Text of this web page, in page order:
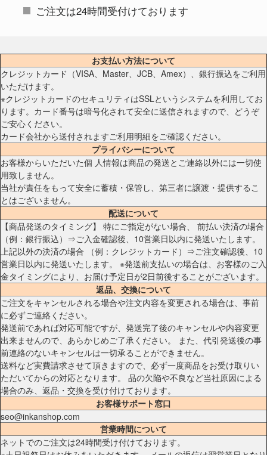
ご注文は24時間受付けております
お支払い方法について
クレジットカード（VISA、Master、JCB、Amex）、銀行振込をご利用
いただけます。
※クレジットカードのセキュリティはSSLというシステムを利用してお
ります。カード番号は暗号化されて安全に送信されますので、どうぞ
ご安心ください。
カード会社から送付されますご利用明細をご確認ください。
プライバシーについて
お客様からいただいた個 人情報は商品の発送とご連絡以外には一切使
用致しません。
当社が責任をもって安全に蓄積・保管し、第三者に譲渡・提供するこ
とはございません。
配送について
【商品発送のタイミング】 特にご指定がない場合、 前払い決済の場合
（例：銀行振込）⇒ご入金確認後、10営業日以内に発送いたします。
上記以外の決済の場合 （例：クレジットカード）⇒ご注文確認後、10
営業日以内に発送いたします。 ※発送前支払いの場合は、お客様のご入
金タイミングにより、お届け予定日が2日前後することがございます。
返品、交換について
ご注文をキャンセルされる場合や注文内容を変更される場合は、事前
に必ずご連絡ください。
発送前であれば対応可能ですが、発送完了後のキャンセルや内容変更
出来ませんので、あらかじめご了承ください。 また、代引発送後の事
前連絡のないキャンセルは一切承ることができません。
送料など実費請求させて頂きますので、必ず一度商品をお受け取りい
ただいてからの対応となります。 品の欠陥や不良など当社原因による
場合のみ、返品・交換を受け付けております。
お客様サポート窓口
seo@inkanshop.com
営業時間について
ネットでのご注文は24時間受け付けております。